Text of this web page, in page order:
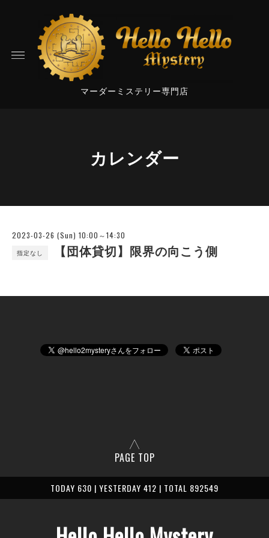
マーダーミステリー専門店
カレンダー
2023-03-26 (Sun) 10:00～14:30
指定なし 【団体貸切】限界の向こう側
PAGE TOP
TODAY 630 | YESTERDAY 412 | TOTAL 892549